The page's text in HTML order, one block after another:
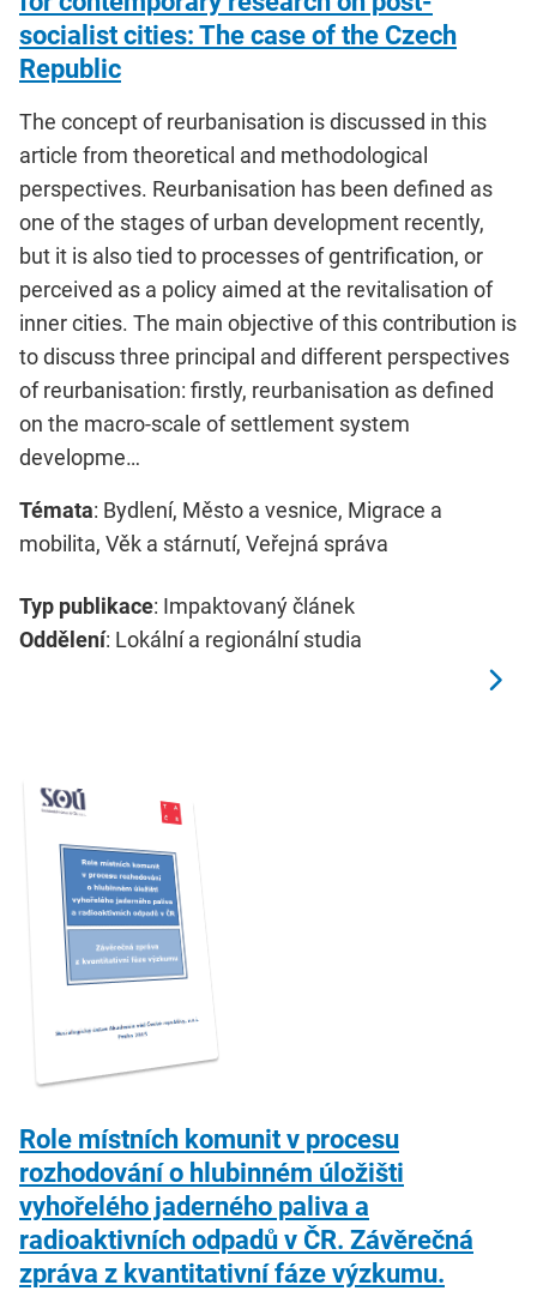
socialist cities: The case of the Czech
Republic
The concept of reurbanisation is discussed in this
article from theoretical and methodological
perspectives. Reurbanisation has been defined as
one of the stages of urban development recently,
but it is also tied to processes of gentrification, or
perceived as a policy aimed at the revitalisation of
inner cities. The main objective of this contribution is
to discuss three principal and different perspectives
of reurbanisation: firstly, reurbanisation as defined
on the macro-scale of settlement system
developme…
Témata: Bydlení, Město a vesnice, Migrace a
mobilita, Věk a stárnutí, Veřejná správa
Typ publikace: Impaktovaný článek
Oddělení: Lokální a regionální studia
Role místních komunit v procesu
rozhodování o hlubinném úložišti
vyhořelého jaderného paliva a
radioaktivních odpadů v ČR. Závěrečná
zpráva z kvantitativní fáze výzkumu.